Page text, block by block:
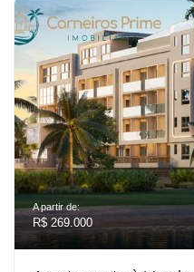
A partir de:
R$ 269.000